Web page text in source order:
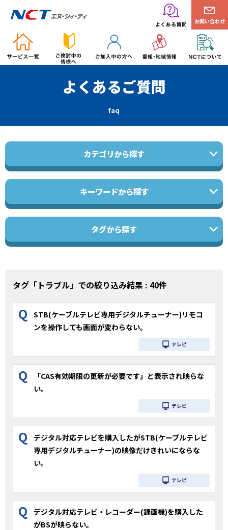
お問い合わせ
よくあるご質問
faq
カテゴリから探す
キーワードから探す
タグから探す
タグ「トラブル」での絞り込み結果 : 40件
Q
STB(ケーブルテレビ専用デジタルチューナー)リモコ
ンを操作しても画面が変わらない。
テレビ
Q
「CAS有効期限の更新が必要です」と表示され映らな
い。
テレビ
Q
デジタル対応テレビを購入したがSTB(ケーブルテレビ
専用デジタルチューナー)の映像だけきれいにならな
い。
テレビ
Q
デジタル対応テレビ・レコーダー(録画機)を購入した
がBSが映らない。